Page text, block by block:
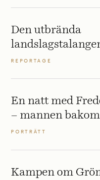
Den utbrända
REPORTAGE
En natt med
– mannen
PORTRÄTT
Kampen om